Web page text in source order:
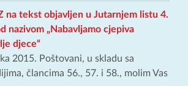
na tekst objavljen u Jutarnjem listu 4.
nazivom „Nabavljamo cjepiva
djece“
2015. Poštovani, u skladu sa
člancima 56., 57. i 58., molim Vas